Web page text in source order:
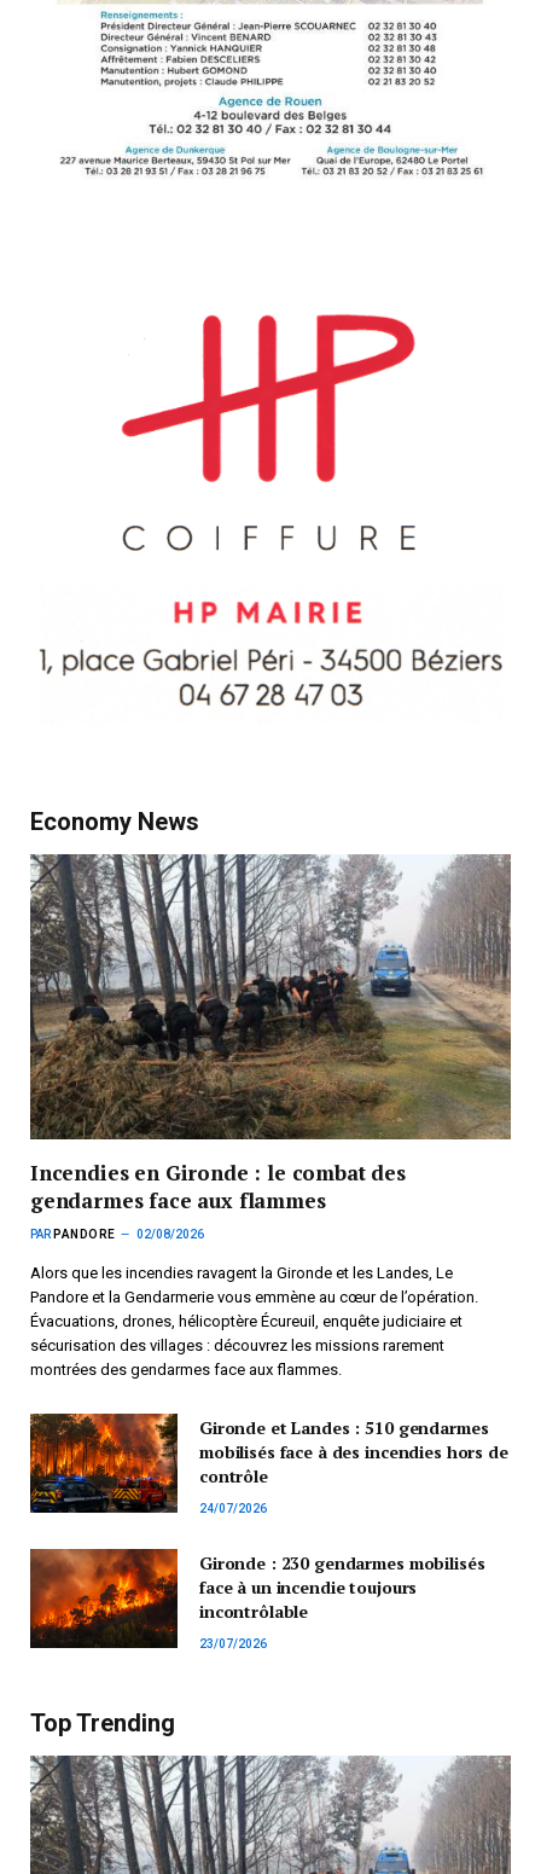
Economy News
Incendies en Gironde : le combat des
gendarmes face aux flammes
PAR PANDORE 02/08/2026
Alors que les incendies ravagent la Gironde et les Landes, Le
Pandore et la Gendarmerie vous emmène au cœur de l’opération.
Évacuations, drones, hélicoptère Écureuil, enquête judiciaire et
sécurisation des villages : découvrez les missions rarement
montrées des gendarmes face aux flammes.
Gironde et Landes : 510 gendarmes
mobilisés face à des incendies hors de
contrôle
24/07/2026
Gironde : 230 gendarmes mobilisés
face à un incendie toujours
incontrôlable
23/07/2026
Top Trending